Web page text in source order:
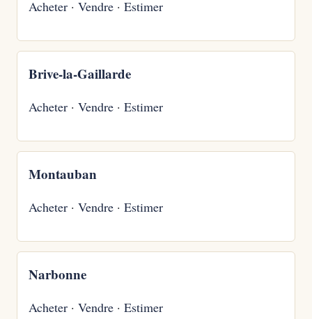
Acheter · Vendre · Estimer
Brive-la-Gaillarde
Acheter · Vendre · Estimer
Montauban
Acheter · Vendre · Estimer
Narbonne
Acheter · Vendre · Estimer